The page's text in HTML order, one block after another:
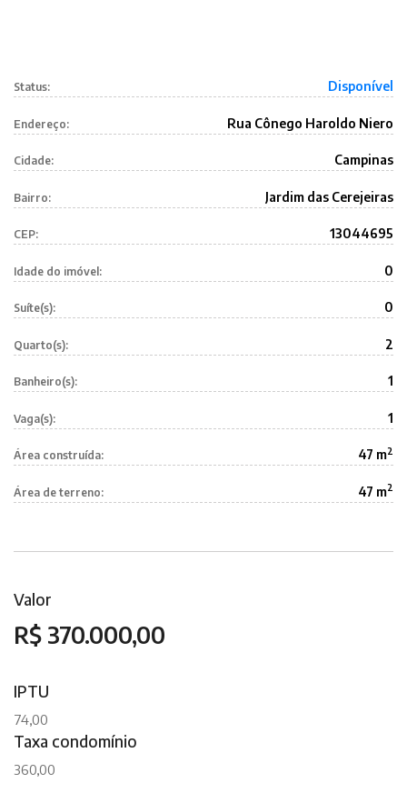
Status: Disponível
Endereço: Rua Cônego Haroldo Niero
Cidade: Campinas
Bairro: Jardim das Cerejeiras
CEP: 13044695
Idade do imóvel: 0
Suíte(s): 0
Quarto(s): 2
Banheiro(s): 1
Vaga(s): 1
Área construída: 47 m2
Área de terreno: 47 m2
Valor
R$ 370.000,00
IPTU
74,00
Taxa condomínio
360,00